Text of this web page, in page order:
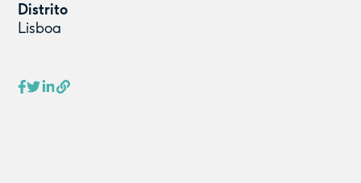
Distrito
Lisboa